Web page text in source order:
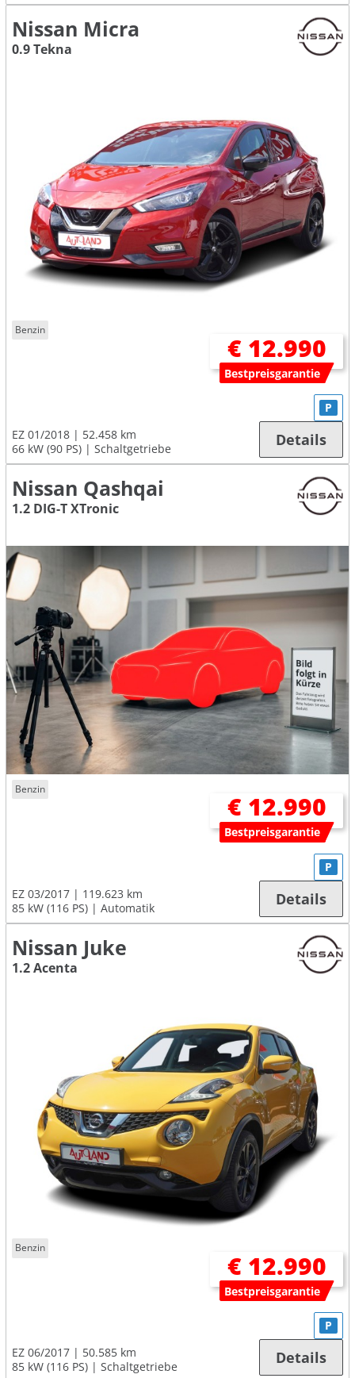
Nissan Micra
0.9 Tekna
Benzin
€ 12.990
Bestpreisgarantie
EZ 01/2018
52.458 km
66 kW (90 PS)
Schaltgetriebe
P
Details
Nissan Qashqai
1.2 DIG-T XTronic
Benzin
€ 12.990
Bestpreisgarantie
EZ 03/2017
119.623 km
85 kW (116 PS)
Automatik
P
Details
Nissan Juke
1.2 Acenta
Benzin
€ 12.990
Bestpreisgarantie
EZ 06/2017
50.585 km
85 kW (116 PS)
Schaltgetriebe
P
Details